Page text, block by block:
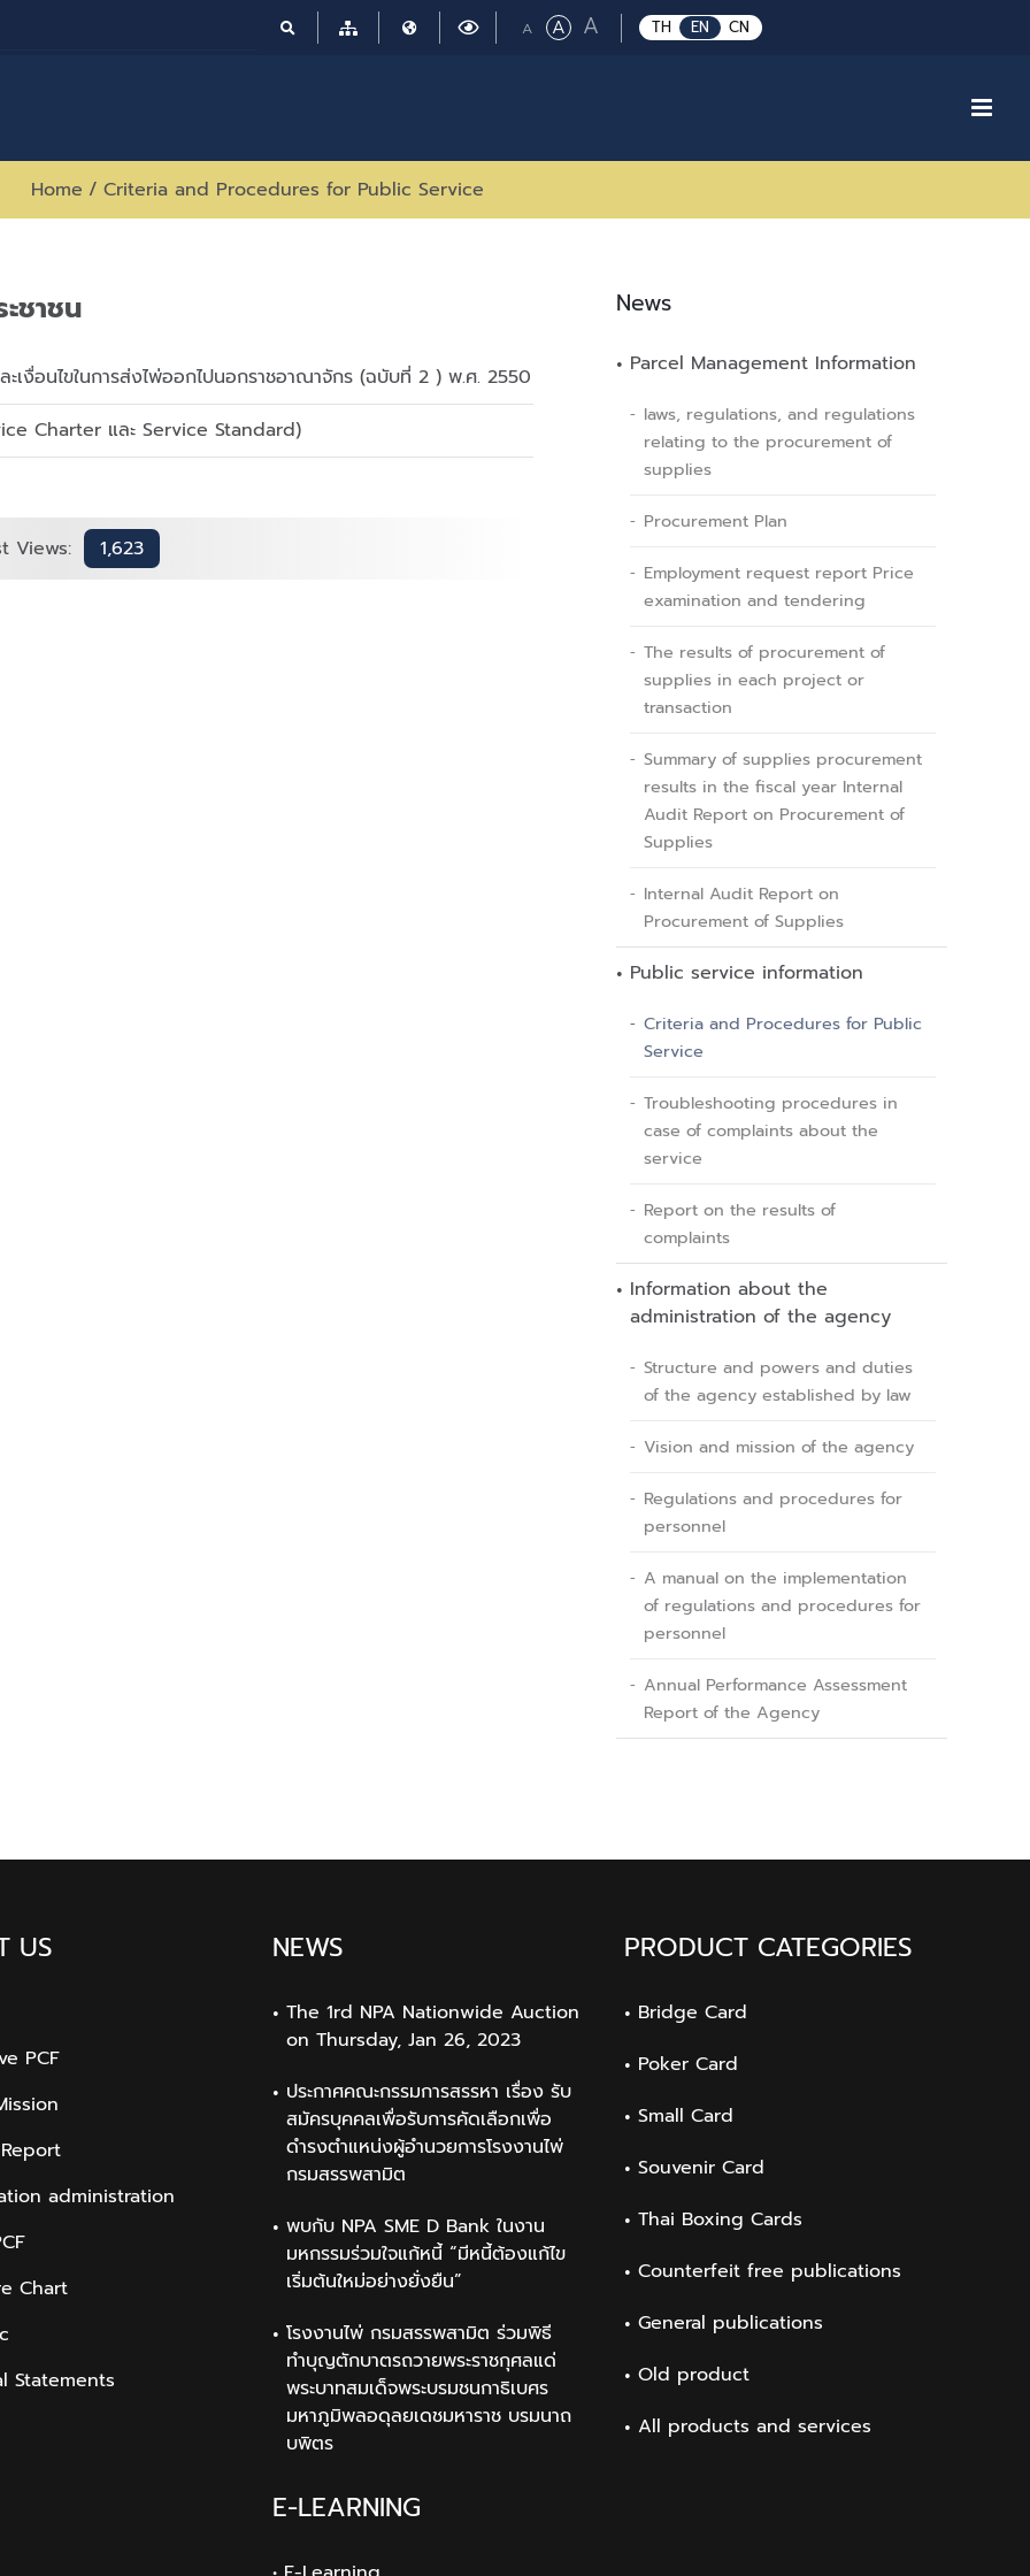
TH EN CN
ASmall
ARegular
A Large
font
Home / Criteria and Procedures for Public Service
ชาชน
เงื่อนไขในการส่งไพ่ออกไปนอกราชอาณาจักร (ฉบับที่ 2 ) พ.ศ. 2550
Charter และ Service Standard)
Views: 1,623
News
Parcel Management Information
laws, regulations, and regulations
relating to the procurement of
supplies
Procurement Plan
Employment request report Price
examination and tendering
The results of procurement of
supplies in each project or
transaction
Summary of supplies procurement
results in the fiscal year Internal
Audit Report on Procurement of
Supplies
Internal Audit Report on
Procurement of Supplies
Public service information
Criteria and Procedures for Public
Service
Troubleshooting procedures in
case of complaints about the
service
Report on the results of
complaints
Information about the
administration of the agency
Structure and powers and duties
of the agency established by law
Vision and mission of the agency
Regulations and procedures for
personnel
A manual on the implementation
of regulations and procedures for
personnel
Annual Performance Assessment
Report of the Agency
US
PCF
administration
Chart
Statements
NEWS
The 1rd NPA Nationwide Auction
on Thursday, Jan 26, 2023
ประกาศคณะกรรมการสรรหา เรื่อง รับ
สมัครบุคคลเพื่อรับการคัดเลือกเพื่อ
ดำรงตำแหน่งผู้อำนวยการโรงงานไพ่
กรมสรรพสามิต
พบกับ NPA SME D Bank ในงาน
มหกรรมร่วมใจแก้หนี้ “มีหนี้ต้องแก้ไข
เริ่มต้นใหม่อย่างยั่งยืน”
โรงงานไพ่ กรมสรรพสามิต ร่วมพิธี
ทำบุญตักบาตรถวายพระราชกุศลแด่
พระบาทสมเด็จพระบรมชนกาธิเบศร
มหาภูมิพลอดุลยเดชมหาราช บรมนาถ
บพิตร
E-LEARNING
PRODUCT CATEGORIES
Bridge Card
Poker Card
Small Card
Souvenir Card
Thai Boxing Cards
Counterfeit free publications
General publications
Old product
All products and services